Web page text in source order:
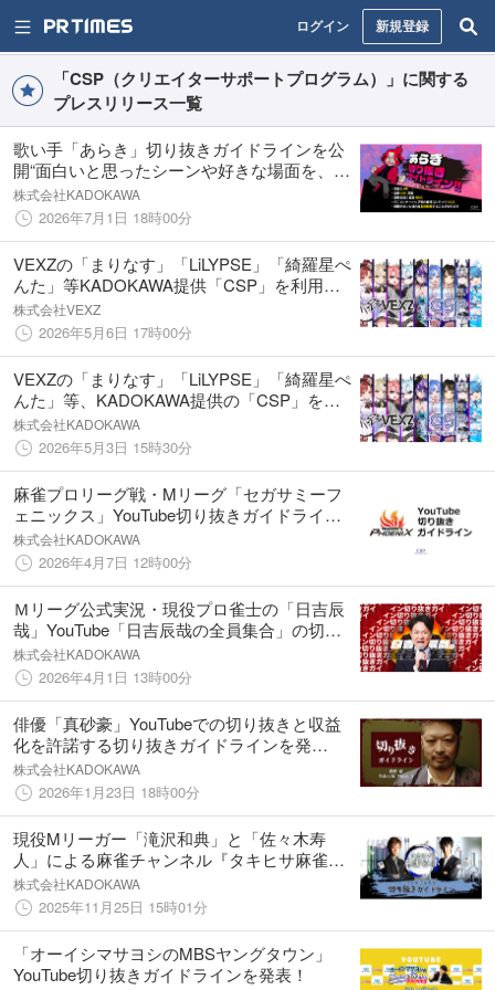
ログイン 新規登録
「CSP（クリエイターサポートプログラム）」に関する
プレスリリース一覧
歌い手「あらき」切り抜きガイドラインを公
開“面白いと思ったシーンや好きな場面を、ル
ールの範囲内で自由に切り抜いて楽しんで”
株式会社KADOKAWA
2026年7月1日 18時00分
VEXZの「まりなす」「LiLYPSE」「綺羅星ぺ
んた」等KADOKAWA提供「CSP」を利用開
始
株式会社VEXZ
2026年5月6日 17時00分
VEXZの「まりなす」「LiLYPSE」「綺羅星ぺ
んた」等、KADOKAWA提供の「CSP」を利
用開始！ゲーム・アニメ・カラオケ音源など
著作物の二次利用が可能に
株式会社KADOKAWA
2026年5月3日 15時30分
麻雀プロリーグ戦・Mリーグ「セガサミーフ
ェニックス」YouTube切り抜きガイドライン
を発表他チームのコンテンツと複合切り抜き
も可能に
株式会社KADOKAWA
2026年4月7日 12時00分
Ｍリーグ公式実況・現役プロ雀士の「日吉辰
哉」YouTube「日吉辰哉の全員集合」の切り
抜きガイドラインを発表！〜CSPを通して権
利者に収益還元や他社映像を組み合わせた複
合切り抜きが可能〜
株式会社KADOKAWA
2026年4月1日 13時00分
俳優「真砂豪」YouTubeでの切り抜きと収益
化を許諾する切り抜きガイドラインを発
表！〜KADOKAWA CSPを通して本人にも収
益還元〜
株式会社KADOKAWA
2026年1月23日 18時00分
現役Mリーガー「滝沢和典」と「佐々木寿
人」による麻雀チャンネル『タキヒサ麻雀ラ
ボ』YouTubeの切り抜きガイドラインを発
表！
株式会社KADOKAWA
2025年11月25日 15時01分
「オーイシマサヨシのMBSヤングタウン」
YouTube切り抜きガイドラインを発表！